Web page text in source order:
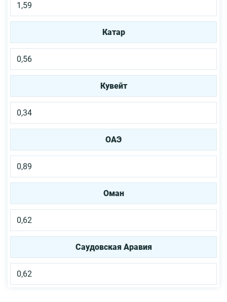
1,59
Катар
0,56
Кувейт
0,34
ОАЭ
0,89
Оман
0,62
Саудовская Аравия
0,62